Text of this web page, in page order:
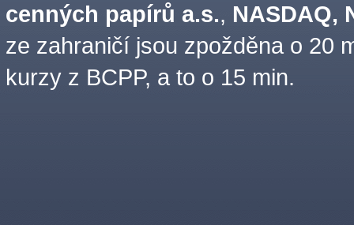
cenných papírů a.s., NASDAQ,
ze zahraničí jsou zpožděna o 20
kurzy z BCPP, a to o 15 min.